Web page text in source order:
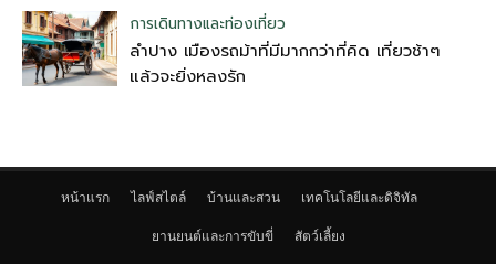
การเดินทางและท่องเที่ยว
ลำปาง เมืองรถม้าที่มีมากกว่าที่คิด เที่ยวช้าๆ
แล้วจะยิ่งหลงรัก
หน้าแรก ไลฟ์สไตล์ บ้านและสวน เทคโนโลยีและดิจิทัล
ยานยนต์และการขับขี่ สัตว์เลี้ยง